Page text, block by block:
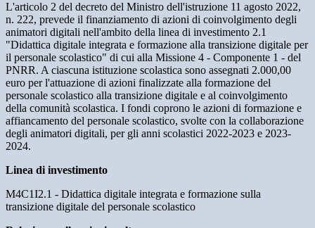
L'articolo 2 del decreto del Ministro dell'istruzione 11 agosto 2022,
n. 222, prevede il finanziamento di azioni di coinvolgimento degli
animatori digitali nell'ambito della linea di investimento 2.1
"Didattica digitale integrata e formazione alla transizione digitale per
il personale scolastico" di cui alla Missione 4 - Componente 1 - del
PNRR. A ciascuna istituzione scolastica sono assegnati 2.000,00
euro per l'attuazione di azioni finalizzate alla formazione del
personale scolastico alla transizione digitale e al coinvolgimento
della comunità scolastica. I fondi coprono le azioni di formazione e
affiancamento del personale scolastico, svolte con la collaborazione
degli animatori digitali, per gli anni scolastici 2022-2023 e 2023-
2024.
Linea di investimento
M4C1I2.1 - Didattica digitale integrata e formazione sulla
transizione digitale del personale scolastico